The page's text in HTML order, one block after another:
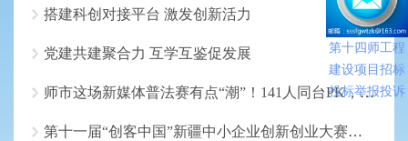
第十四师工程
建设项目招标
投标举报投诉
搭建科创对接平台 激发创新活力
党建共建聚合力 互学互鉴促发展
师市这场新媒体普法赛有点“潮”！141人同台PK，法治知识这样“破圈”入心
第十一届“创客中国”新疆中小企业创新创业大赛乌鲁木齐市选拔赛举行